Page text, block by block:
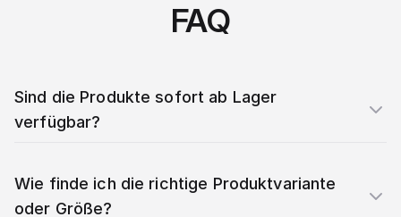
FAQ
Sind die Produkte sofort ab Lager
verfügbar?
Wie finde ich die richtige Produktvariante
oder Größe?